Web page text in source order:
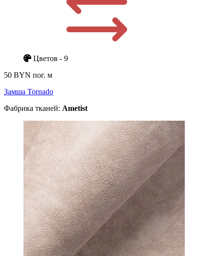
Цветов - 9
50 BYN пог. м
Замша Tornado
Фабрика тканей: Ametist